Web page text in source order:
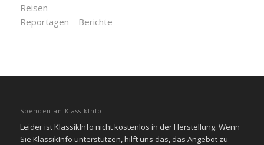
Reisen
Reportagen – Berichte
Spenden an KlassikInfo
Leider ist KlassikInfo nicht kostenlos in der Herstellung. Wenn
Sie KlassikInfo unterstützen, hilft uns das, das Angebot zu